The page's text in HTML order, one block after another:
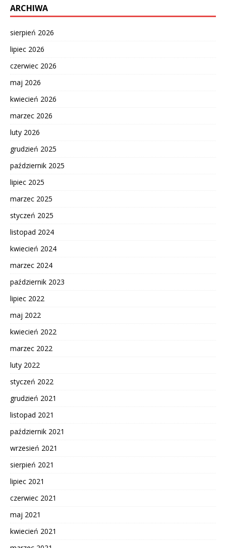
ARCHIWA
sierpień 2026
lipiec 2026
czerwiec 2026
maj 2026
kwiecień 2026
marzec 2026
luty 2026
grudzień 2025
październik 2025
lipiec 2025
marzec 2025
styczeń 2025
listopad 2024
kwiecień 2024
marzec 2024
październik 2023
lipiec 2022
maj 2022
kwiecień 2022
marzec 2022
luty 2022
styczeń 2022
grudzień 2021
listopad 2021
październik 2021
wrzesień 2021
sierpień 2021
lipiec 2021
czerwiec 2021
maj 2021
kwiecień 2021